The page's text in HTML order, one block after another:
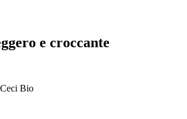
e croccante
Bio